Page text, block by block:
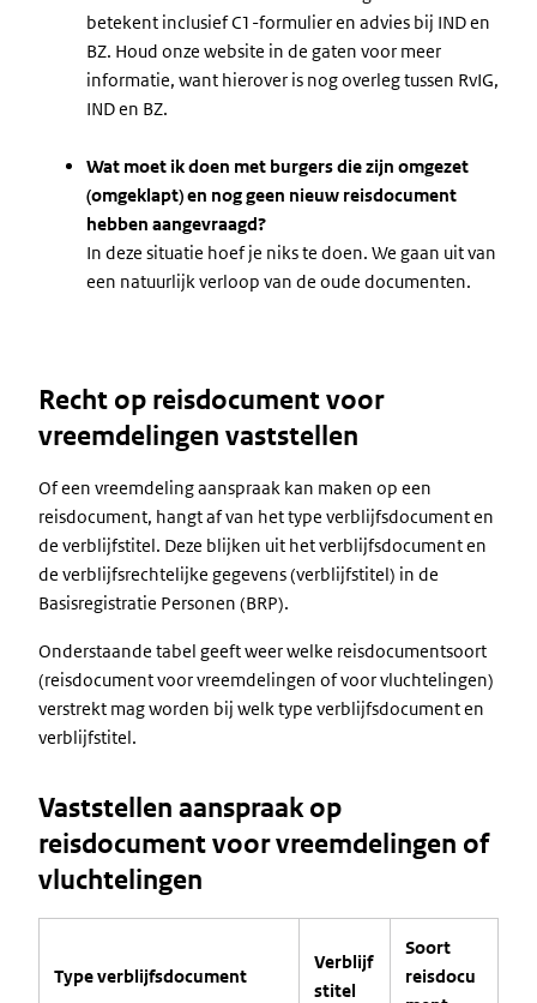
betekent inclusief C1-formulier en advies bij IND en
BZ. Houd onze website in de gaten voor meer
informatie, want hierover is nog overleg tussen RvIG,
IND en BZ.
Wat moet ik doen met burgers die zijn omgezet
(omgeklapt) en nog geen nieuw reisdocument
hebben aangevraagd?
In deze situatie hoef je niks te doen. We gaan uit van
een natuurlijk verloop van de oude documenten.
Recht op reisdocument voor
vreemdelingen vaststellen
Of een vreemdeling aanspraak kan maken op een
reisdocument, hangt af van het type verblijfsdocument en
de verblijfstitel. Deze blijken uit het verblijfsdocument en
de verblijfsrechtelijke gegevens (verblijfstitel) in de
Basisregistratie Personen (BRP).
Onderstaande tabel geeft weer welke reisdocumentsoort
(reisdocument voor vreemdelingen of voor vluchtelingen)
verstrekt mag worden bij welk type verblijfsdocument en
verblijfstitel.
Vaststellen aanspraak op
reisdocument voor vreemdelingen of
vluchtelingen
Type verblijfsdocument
Verblijf
stitel
Soort
reisdocu